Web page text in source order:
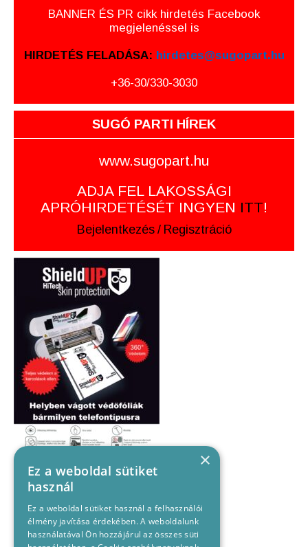
BANNER ÉS PR cikk hirdetés Facebook
megjelenéssel is
HIRDETÉS FELADÁSA: hirdetes@sugopart.hu
+36-30/330-3030
SUGÓ PARTI HÍREK
www.sugopart.hu
ADJA FEL LAKOSSÁGI
APRÓHIRDETÉSÉT INGYEN ITT!
Bejelentkezés / Regisztráció
×
Ez a weboldal sütiket
használ
Ez a weboldal sütiket használ a felhasználói
élmény javítása érdekében. A weboldalunk
használatával Ön hozzájárul az összes süti